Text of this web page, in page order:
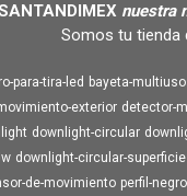
nuestra
Somos tu tienda
para-tira-led bayeta-
exterior detector-
downlight-circular
downlight-circular-superficie
de-movimiento perfil-